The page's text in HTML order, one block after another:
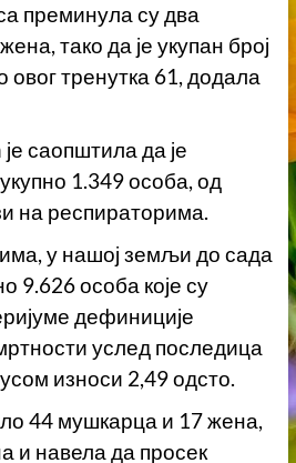
преминула су два
тако да је укупан број
овог тренутка 61, додала
саопштила да је
1.349 особа, од
на респираторима.
у нашој земљи до сада
9.626 особа које су
дефиниције
услед последица
износи 2,49 одсто.
44 мушкарца и 17 жена,
и навела да просек